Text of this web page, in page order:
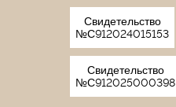
Свидетельство
№С912024015153
Свидетельство
№С912025000398